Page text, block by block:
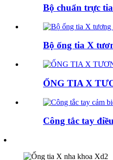
Bộ chuẩn trực
Bộ ống tia X
ỐNG TIA X
Công tắc tay